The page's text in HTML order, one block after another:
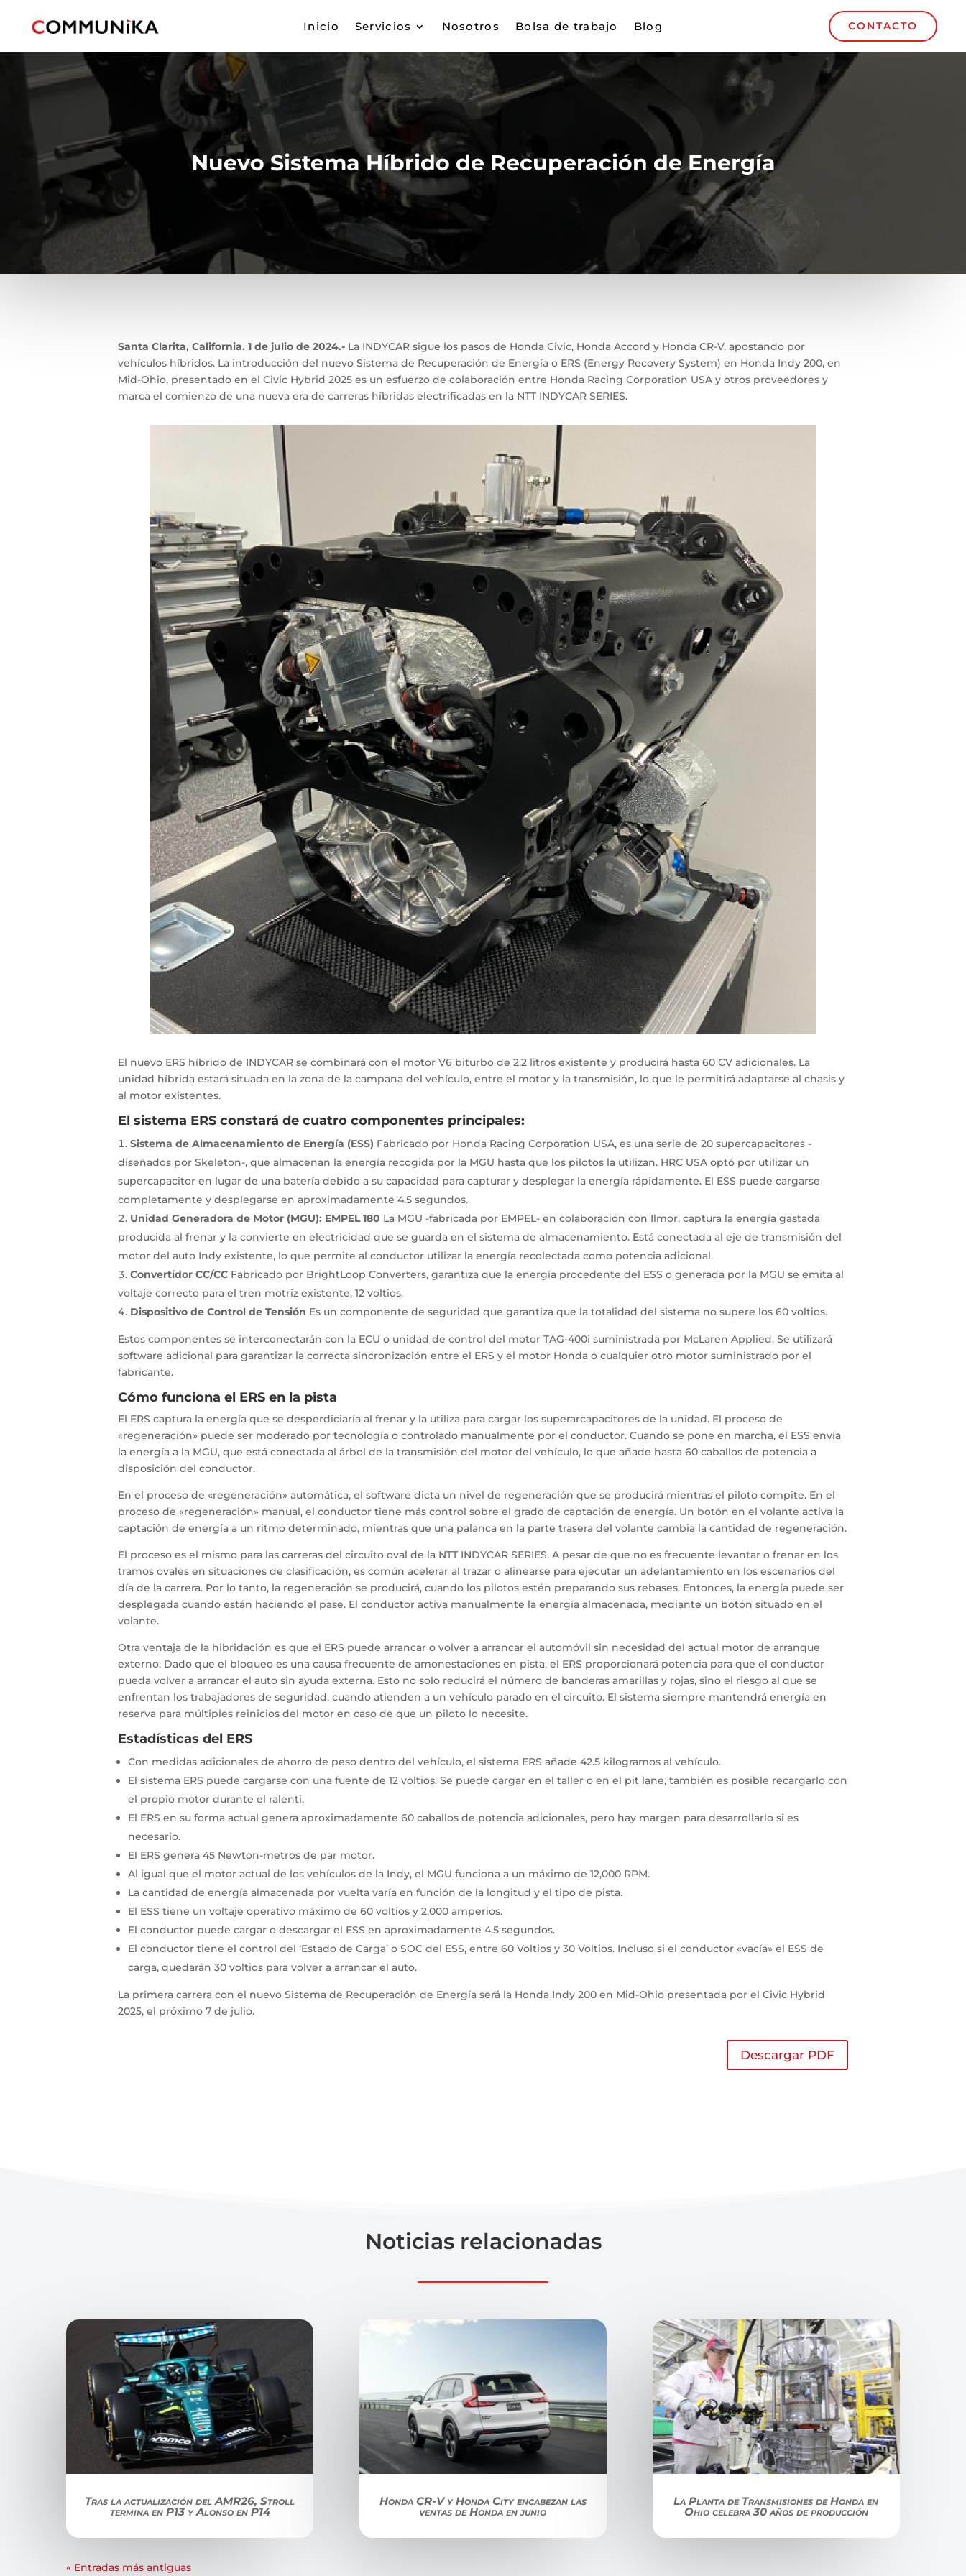
Inicio Servicios Nosotros Bolsa de trabajo Blog CONTACTO
Nuevo Sistema Híbrido de Recuperación de Energía
Santa Clarita, California. 1 de julio de 2024.- La INDYCAR sigue los pasos de Honda Civic, Honda Accord y Honda CR-V, apostando por
vehículos híbridos. La introducción del nuevo Sistema de Recuperación de Energía o ERS (Energy Recovery System) en Honda Indy 200, en
Mid-Ohio, presentado en el Civic Hybrid 2025 es un esfuerzo de colaboración entre Honda Racing Corporation USA y otros proveedores y
marca el comienzo de una nueva era de carreras híbridas electrificadas en la NTT INDYCAR SERIES.
El nuevo ERS híbrido de INDYCAR se combinará con el motor V6 biturbo de 2.2 litros existente y producirá hasta 60 CV adicionales. La
unidad híbrida estará situada en la zona de la campana del vehículo, entre el motor y la transmisión, lo que le permitirá adaptarse al chasis y
al motor existentes.
El sistema ERS constará de cuatro componentes principales:
Sistema de Almacenamiento de Energía (ESS) Fabricado por Honda Racing Corporation USA, es una serie de 20 supercapacitores -
diseñados por Skeleton-, que almacenan la energía recogida por la MGU hasta que los pilotos la utilizan. HRC USA optó por utilizar un
supercapacitor en lugar de una batería debido a su capacidad para capturar y desplegar la energía rápidamente. El ESS puede cargarse
completamente y desplegarse en aproximadamente 4.5 segundos.
Unidad Generadora de Motor (MGU): EMPEL 180 La MGU -fabricada por EMPEL- en colaboración con Ilmor, captura la energía gastada
producida al frenar y la convierte en electricidad que se guarda en el sistema de almacenamiento. Está conectada al eje de transmisión del
motor del auto Indy existente, lo que permite al conductor utilizar la energía recolectada como potencia adicional.
Convertidor CC/CC Fabricado por BrightLoop Converters, garantiza que la energía procedente del ESS o generada por la MGU se emita al
voltaje correcto para el tren motriz existente, 12 voltios.
Dispositivo de Control de Tensión Es un componente de seguridad que garantiza que la totalidad del sistema no supere los 60 voltios.
Estos componentes se interconectarán con la ECU o unidad de control del motor TAG-400i suministrada por McLaren Applied. Se utilizará
software adicional para garantizar la correcta sincronización entre el ERS y el motor Honda o cualquier otro motor suministrado por el
fabricante.
Cómo funciona el ERS en la pista
El ERS captura la energía que se desperdiciaría al frenar y la utiliza para cargar los superarcapacitores de la unidad. El proceso de
«regeneración» puede ser moderado por tecnología o controlado manualmente por el conductor. Cuando se pone en marcha, el ESS envía
la energía a la MGU, que está conectada al árbol de la transmisión del motor del vehículo, lo que añade hasta 60 caballos de potencia a
disposición del conductor.
En el proceso de «regeneración» automática, el software dicta un nivel de regeneración que se producirá mientras el piloto compite. En el
proceso de «regeneración» manual, el conductor tiene más control sobre el grado de captación de energía. Un botón en el volante activa la
captación de energía a un ritmo determinado, mientras que una palanca en la parte trasera del volante cambia la cantidad de regeneración.
El proceso es el mismo para las carreras del circuito oval de la NTT INDYCAR SERIES. A pesar de que no es frecuente levantar o frenar en los
tramos ovales en situaciones de clasificación, es común acelerar al trazar o alinearse para ejecutar un adelantamiento en los escenarios del
día de la carrera. Por lo tanto, la regeneración se producirá, cuando los pilotos estén preparando sus rebases. Entonces, la energía puede ser
desplegada cuando están haciendo el pase. El conductor activa manualmente la energía almacenada, mediante un botón situado en el
volante.
Otra ventaja de la hibridación es que el ERS puede arrancar o volver a arrancar el automóvil sin necesidad del actual motor de arranque
externo. Dado que el bloqueo es una causa frecuente de amonestaciones en pista, el ERS proporcionará potencia para que el conductor
pueda volver a arrancar el auto sin ayuda externa. Esto no solo reducirá el número de banderas amarillas y rojas, sino el riesgo al que se
enfrentan los trabajadores de seguridad, cuando atienden a un vehículo parado en el circuito. El sistema siempre mantendrá energía en
reserva para múltiples reinicios del motor en caso de que un piloto lo necesite.
Estadísticas del ERS
Con medidas adicionales de ahorro de peso dentro del vehículo, el sistema ERS añade 42.5 kilogramos al vehículo.
El sistema ERS puede cargarse con una fuente de 12 voltios. Se puede cargar en el taller o en el pit lane, también es posible recargarlo con
el propio motor durante el ralenti.
El ERS en su forma actual genera aproximadamente 60 caballos de potencia adicionales, pero hay margen para desarrollarlo si es
necesario.
El ERS genera 45 Newton-metros de par motor.
Al igual que el motor actual de los vehículos de la Indy, el MGU funciona a un máximo de 12,000 RPM.
La cantidad de energía almacenada por vuelta varía en función de la longitud y el tipo de pista.
El ESS tiene un voltaje operativo máximo de 60 voltios y 2,000 amperios.
El conductor puede cargar o descargar el ESS en aproximadamente 4.5 segundos.
El conductor tiene el control del ‘Estado de Carga’ o SOC del ESS, entre 60 Voltios y 30 Voltios. Incluso si el conductor «vacía» el ESS de
carga, quedarán 30 voltios para volver a arrancar el auto.
La primera carrera con el nuevo Sistema de Recuperación de Energía será la Honda Indy 200 en Mid-Ohio presentada por el Civic Hybrid
2025, el próximo 7 de julio.
Descargar PDF
Noticias relacionadas
Tras la actualización del AMR26, Stroll
termina en P13 y Alonso en P14
Honda CR-V y Honda City encabezan las
ventas de Honda en junio
La Planta de Transmisiones de Honda en
Ohio celebra 30 años de producción
« Entradas más antiguas